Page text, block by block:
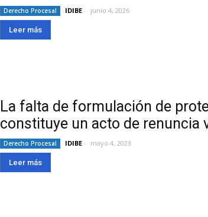
Derecho Procesal IDIBE - junio 4, 2026
Leer más
La falta de formulación de
constituye un acto de renuncia
Derecho Procesal IDIBE - mayo 4, 2023
Leer más